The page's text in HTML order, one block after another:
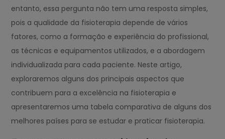
entanto, essa pergunta não tem uma resposta simples,
pois a qualidade da fisioterapia depende de vários
fatores, como a formação e experiência do profissional,
as técnicas e equipamentos utilizados, e a abordagem
individualizada para cada paciente. Neste artigo,
exploraremos alguns dos principais aspectos que
contribuem para a excelência na fisioterapia e
apresentaremos uma tabela comparativa de alguns dos
melhores países para se estudar e praticar fisioterapia.